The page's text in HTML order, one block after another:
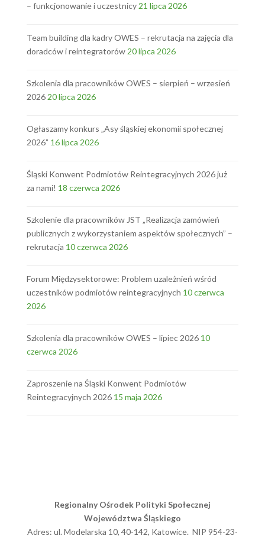
– funkcjonowanie i uczestnicy 21 lipca 2026
Team building dla kadry OWES – rekrutacja na zajęcia dla
doradców i reintegratorów 20 lipca 2026
Szkolenia dla pracowników OWES – sierpień – wrzesień
2026 20 lipca 2026
Ogłaszamy konkurs „Asy śląskiej ekonomii społecznej
2026” 16 lipca 2026
Śląski Konwent Podmiotów Reintegracyjnych 2026 już
za nami! 18 czerwca 2026
Szkolenie dla pracowników JST „Realizacja zamówień
publicznych z wykorzystaniem aspektów społecznych” –
rekrutacja 10 czerwca 2026
Forum Międzysektorowe: Problem uzależnień wśród
uczestników podmiotów reintegracyjnych 10 czerwca
2026
Szkolenia dla pracowników OWES – lipiec 2026 10
czerwca 2026
Zaproszenie na Śląski Konwent Podmiotów
Reintegracyjnych 2026 15 maja 2026
Regionalny Ośrodek Polityki Społecznej
Województwa Śląskiego
Adres: ul. Modelarska 10, 40-142, Katowice. NIP 954-23-